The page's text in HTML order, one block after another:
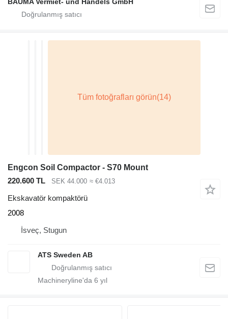
Engcon Soil Compactor - S70 Mount
220.600 TL
SEK 44.000 ≈ €4.013
Ekskavatör kompaktörü
2008
İsveç, Stugun
ATS Sweden AB
Machineryline'da 6 yıl